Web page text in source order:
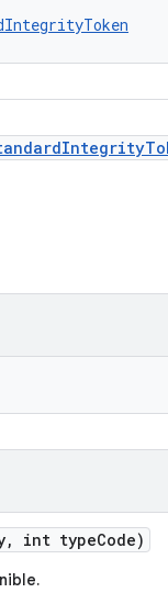
int typeCode)